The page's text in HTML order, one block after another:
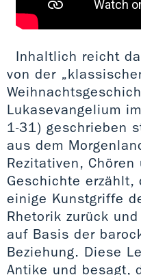
Inhaltlich reicht
von der
Lukasevangelium
1-31) geschrieben
aus dem
Rezitativen,
Geschichte
einige Kunstgriffe
Rhetorik zurück
auf Basis der
Beziehung. Diese
Antike und besagt,